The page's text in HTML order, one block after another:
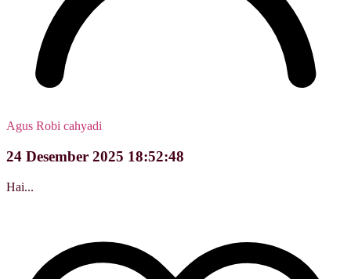
Agus Robi cahyadi
24 Desember 2025 18:52:48
Hai...